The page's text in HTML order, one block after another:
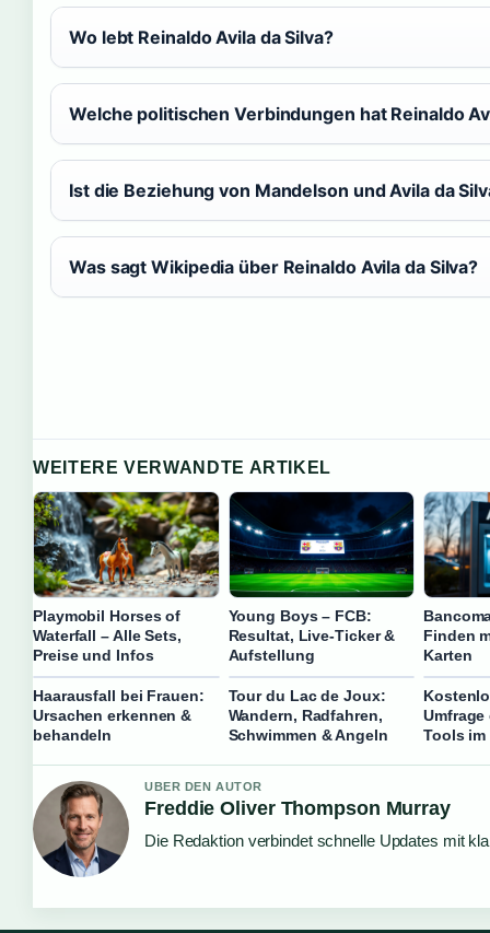
Wo lebt Reinaldo Avila da Silva?
Welche politischen Verbindungen hat Reinaldo
Ist die Beziehung von Mandelson und Avila da
Was sagt Wikipedia über Reinaldo Avila da Silva?
WEITERE VERWANDTE ARTIKEL
Playmobil Horses of
Waterfall – Alle Sets,
Preise und Infos
Young Boys – FCB:
Resultat, Live-Ticker &
Aufstellung
Finden
Karten
Haarausfall bei Frauen:
Ursachen erkennen &
behandeln
Tour du Lac de Joux:
Wandern, Radfahren,
Schwimmen & Angeln
Tools im
UBER DEN AUTOR
Freddie Oliver Thompson Murray
Die Redaktion verbindet schnelle Updates mit